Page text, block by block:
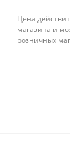
Цена
магазина и
розничных